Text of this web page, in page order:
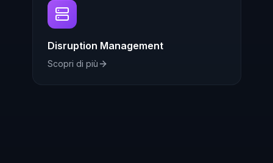
Disruption Management
Scopri di più